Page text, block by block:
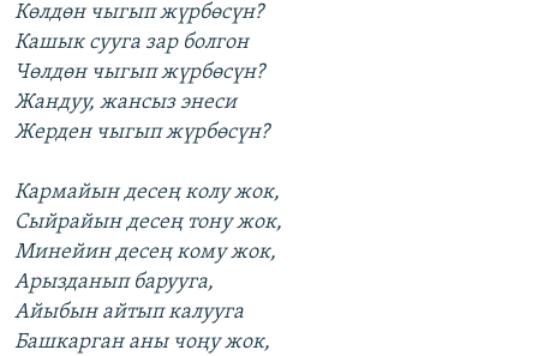
Көлдөн чыгып жүрбөсүн?
Кашык сууга зар болгон
Чөлдөн чыгып жүрбөсүн?
Жандуу, жансыз энеси
Жерден чыгып жүрбөсүн?
Кармайын десең колу жок,
Сыйрайын десең тону жок,
Минейин десең кому жок,
Арызданып барууга,
Айыбын айтып калууга
Башкарган аны чоңу жок,